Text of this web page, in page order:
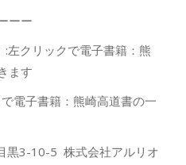
ーー
:左クリックで電子書籍：熊
ます
電子書籍：熊崎高道書の一
黒3-10-5 株式会社アルリオ